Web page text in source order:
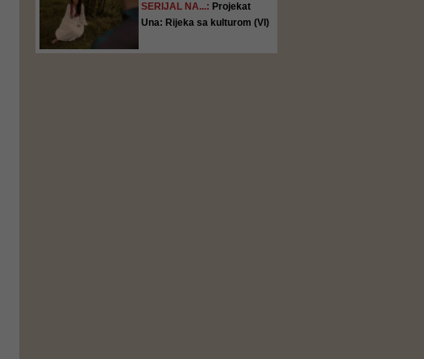
SERIJAL NA...: Projekat
Una: Rijeka sa kulturom (VI)